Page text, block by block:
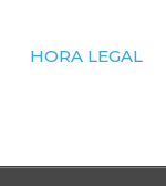
HORA LEGAL